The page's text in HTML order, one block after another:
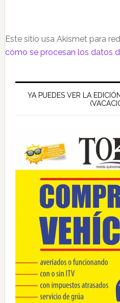
Este sitio usa Akismet para
cómo se procesan los datos
Barra
lateral
principal
YA PUEDES VER LA